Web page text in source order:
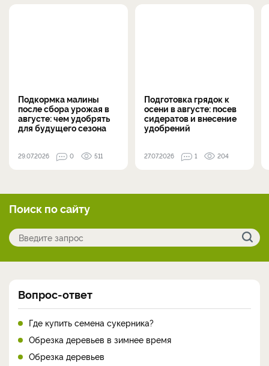
Подкормка малины
после сбора урожая в
августе: чем удобрять
для будущего сезона
29.07.2026 0 511
Подготовка грядок к
осени в августе: посев
сидератов и внесение
удобрений
27.07.2026 1 204
Поиск по сайту
Вопрос-ответ
Где купить семена сукерника?
Обрезка деревьев в зимнее время
Обрезка деревьев